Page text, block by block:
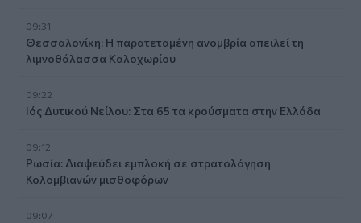
09:31
Θεσσαλονίκη: Η παρατεταμένη ανομβρία απειλεί τη
λιμνοθάλασσα Καλοχωρίου
09:22
Ιός Δυτικού Νείλου: Στα 65 τα κρούσματα στην Ελλάδα
09:12
Ρωσία: Διαψεύδει εμπλοκή σε στρατολόγηση
Κολομβιανών μισθοφόρων
09:07